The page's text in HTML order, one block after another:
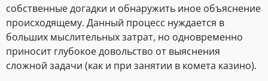
собственные догадки и обнаружить иное объяснение
происходящему. Данный процесс нуждается в
больших мыслительных затрат, но одновременно
приносит глубокое довольство от выяснения
сложной задачи (как и при занятии в комета казино).